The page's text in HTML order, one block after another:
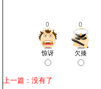
0 0
惊讶 欠揍
上一篇：没有了